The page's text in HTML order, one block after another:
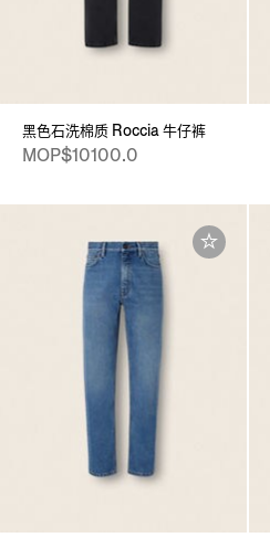
黑色石洗棉质 Roccia 牛仔裤
MOP$10100.0